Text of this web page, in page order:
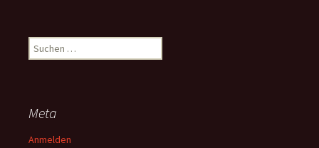
Suchen
nach:
Meta
Anmelden